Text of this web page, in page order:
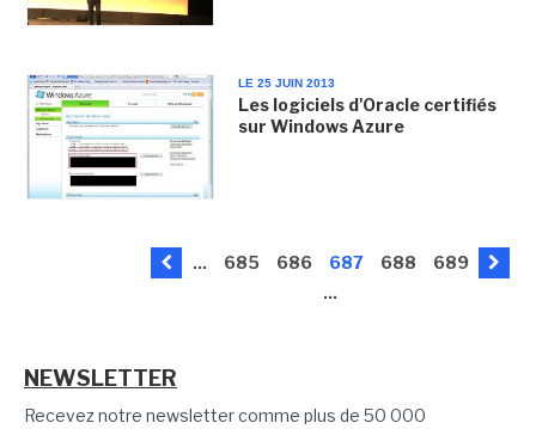
LE 25 JUIN 2013
Les logiciels d'Oracle certifiés
sur Windows Azure
... 685 686 687 688
689
...
NEWSLETTER
Recevez notre newsletter comme plus de 50 000